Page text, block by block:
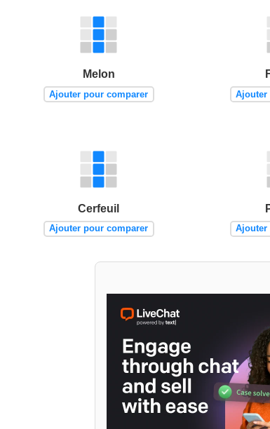
Melon
Ajouter pour comparer Ajouter
Cerfeuil
Ajouter pour comparer Ajouter